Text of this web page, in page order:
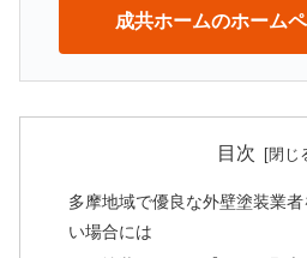
成共ホームのホーム
目次
多摩地域で優良な外壁塗装業
い場合には